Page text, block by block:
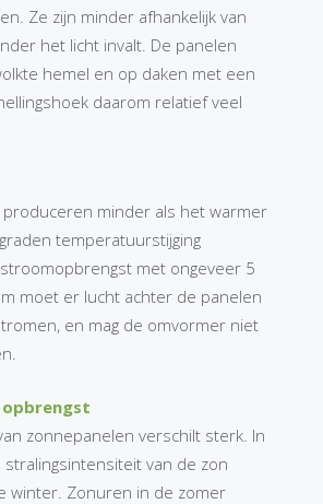
Ze zijn minder afhankelijk van
het licht invalt. De panelen
hemel en op daken met een
daarom relatief veel
minder als het warmer
temperatuurstijging
met ongeveer 5
moet er lucht achter de panelen
en mag de omvormer niet
opbrengst
zonnepanelen verschilt sterk. In
van de zon
winter. Zonuren in de zomer